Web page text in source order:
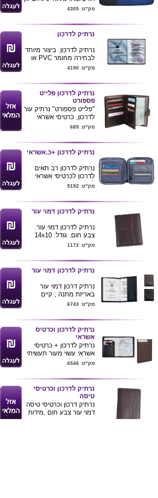
ברכב. 32x15.5
מק"ט: 4305
נרתיק לדרכון
נרתיק לדרכון. ביצור מיוחד
לבחירה מחומר PVC או
סקאי
מק"ט: 4190
נרתיק לדרכון פלייט
פספורט
"פלייט פספורט" נרתיק עור
לדרכון, כרטיסי אשראי
וכרטיסי טיסה בצבע חום
ס"מ
מק"ט: 689
נרתיק לדרכון +כ.אשראי
נרתיק לדרכון רב תאים
לדרכון לכרטיסי אשראי
לנייד ועוד
עשוי בד פוליאסטר
ניתן להדפיס לוגו של
הלקוח
מק"ט: 9192
נרתיק לדרכון דמוי עור
נרתיק לדרכון דמוי עור.
צבע חום. גודל: 14x10
ס''מ
מק"ט: 1172
נרתיק לדרכון דמוי עור
נרתיק דרכון דמוי עור
באריזת מתנה , קיים
בצבעים שחור או חום .
המוצר .
מק"ט: 6743
נרתיק לדרכון וכרטיס
אשראי
נרתיק לדרכון + כרטיסי
אשראי עשוי מעור תעשיתי
. למוצר לוחית מיוחדת
בצבעים שחור או חום
לנרתיקים נוספים לחץ כאן
מק"ט: 6546
נרתיק לדרכון וכרטיסי
טיסה
נרתיק דרכון וכרטיסי טיסה
דמוי עור צבע חום ,מידות